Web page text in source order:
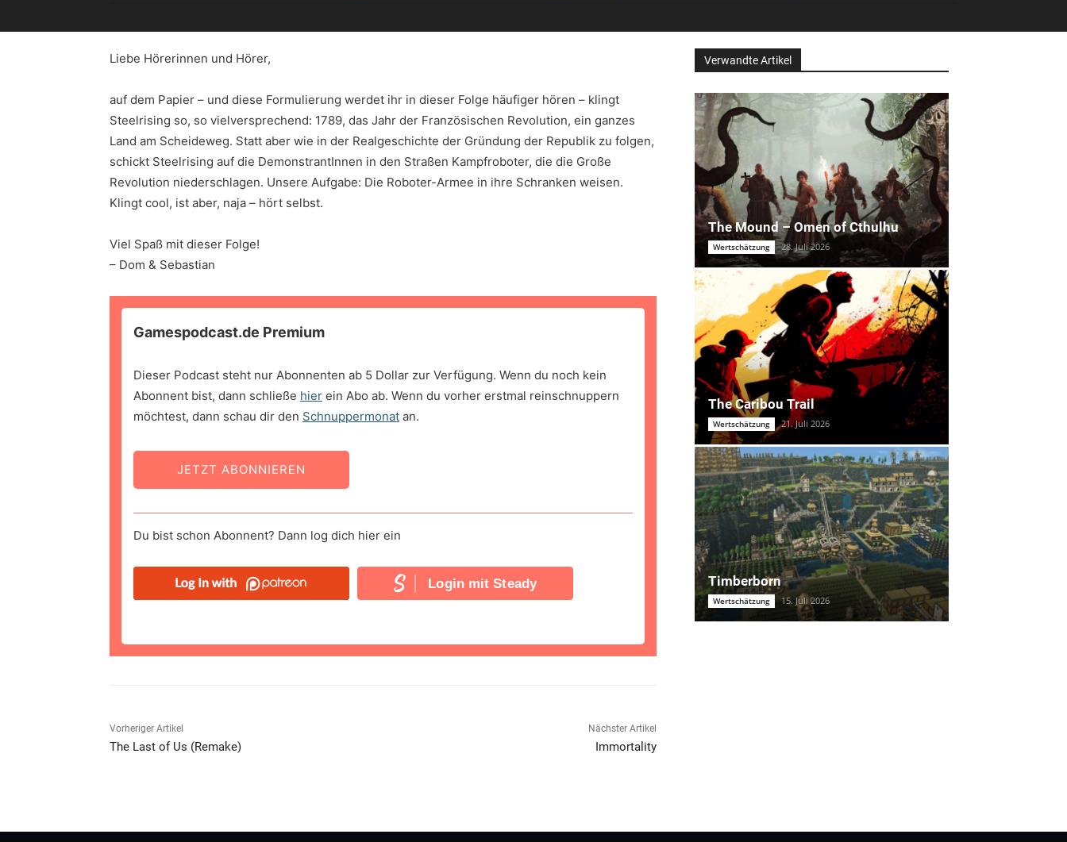
Liebe Hörerinnen und Hörer,
auf dem Papier – und diese Formulierung werdet ihr in dieser Folge häufiger hören – klingt
Steelrising so, so vielversprechend: 1789, das Jahr der Französischen Revolution, ein ganzes
Land am Scheideweg. Statt aber wie in der Realgeschichte der Gründung der Republik zu folgen,
schickt Steelrising auf die DemonstrantInnen in den Straßen Kampfroboter, die die Große
Revolution niederschlagen. Unsere Aufgabe: Die Roboter-Armee in ihre Schranken weisen.
Klingt cool, ist aber, naja – hört selbst.
Viel Spaß mit dieser Folge!
– Dom & Sebastian
Gamespodcast.de Premium
Dieser Podcast steht nur Abonnenten ab 5 Dollar zur Verfügung. Wenn du noch kein
Abonnent bist, dann schließe hier ein Abo ab. Wenn du vorher erstmal reinschnuppern
möchtest, dann schau dir den Schnuppermonat an.
JETZT ABONNIEREN
Du bist schon Abonnent? Dann log dich hier ein
Login mit Steady
Vorheriger Artikel
The Last of Us (Remake)
Nächster Artikel
Immortality
Verwandte Artikel
The Mound – Omen of Cthulhu
Wertschätzung 28. Juli 2026
The Caribou Trail
Wertschätzung 21. Juli 2026
Timberborn
Wertschätzung 15. Juli 2026